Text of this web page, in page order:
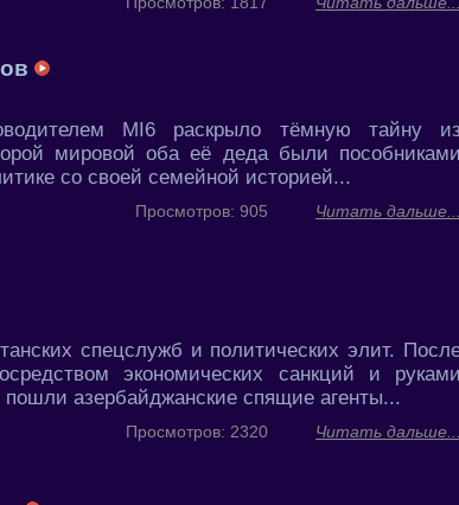
MI6 раскрыло тёмную тайну из
мировой оба её деда были пособниками
со своей семейной историей...
Читать дальше...
Просмотров: 905
спецслужб и политических элит.
экономических санкций и руками
азербайджанские спящие агенты...
Читать дальше...
Просмотров: 2320